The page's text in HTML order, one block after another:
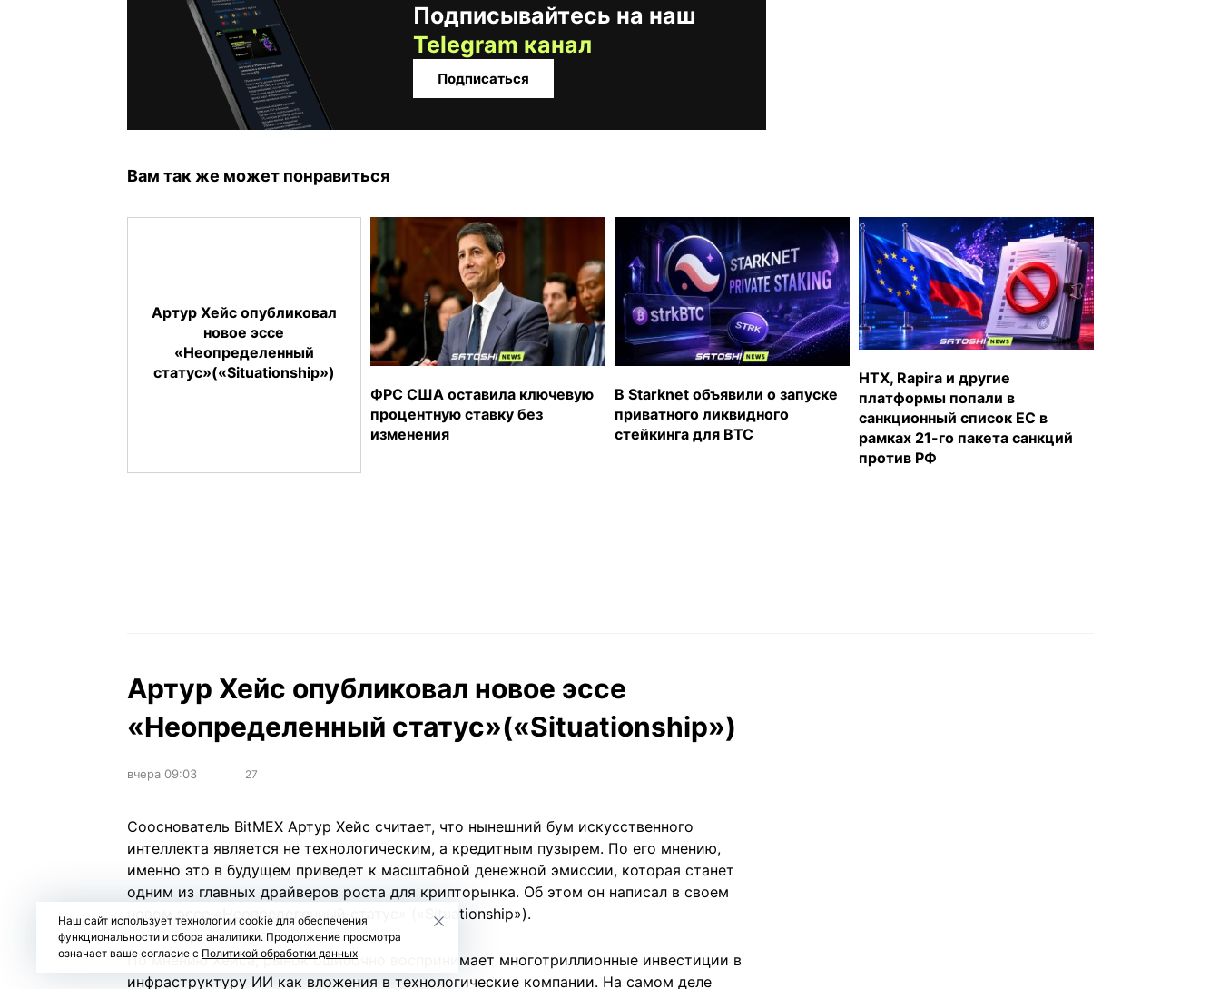
Подписывайтесь на наш
Telegram канал
Подписаться
Вам так же может понравиться
Артур Хейс опубликовал
новое эссе
«Неопределенный
статус»(«Situationship»)
ФРС США оставила ключевую
процентную ставку без
изменения
В Starknet объявили о запуске
приватного ликвидного
стейкинга для BTC
HTX, Rapira и другие
платформы попали в
санкционный список ЕС в
рамках 21-го пакета санкций
против РФ
Артур Хейс опубликовал новое эссе
«Неопределенный статус»(«Situationship»)
вчера 09:03 27
Сооснователь BitMEX Артур Хейс считает, что нынешний бум искусственного
интеллекта является не технологическим, а кредитным пузырем. По его мнению,
именно это в будущем приведет к масштабной денежной эмиссии, которая станет
одним из главных драйверов роста для крипторынка. Об этом он написал в своем
новомэссе«Неопределенный статус» («Situationship»).
По мнению Хейса, рынок ошибочно воспринимает многотриллионные инвестиции в
инфраструктуру ИИ как вложения в технологические компании. На самом деле
Наш сайт использует технологии cookie для обеспечения
функциональности и сбора аналитики. Продолжение просмотра
означает ваше согласие с Политикой обработки данных